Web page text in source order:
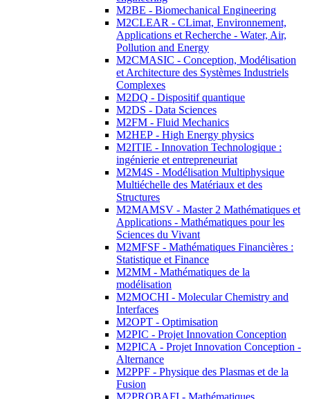
M2BE - Biomechanical Engineering
M2CLEAR - CLimat, Environnement,
Applications et Recherche - Water, Air,
Pollution and Energy
M2CMASIC - Conception, Modélisation
et Architecture des Systèmes Industriels
Complexes
M2DQ - Dispositif quantique
M2DS - Data Sciences
M2FM - Fluid Mechanics
M2HEP - High Energy physics
M2ITIE - Innovation Technologique :
ingénierie et entrepreneuriat
M2M4S - Modélisation Multiphysique
Multiéchelle des Matériaux et des
Structures
M2MAMSV - Master 2 Mathématiques et
Applications - Mathématiques pour les
Sciences du Vivant
M2MFSF - Mathématiques Financières :
Statistique et Finance
M2MM - Mathématiques de la
modélisation
M2MOCHI - Molecular Chemistry and
Interfaces
M2OPT - Optimisation
M2PIC - Projet Innovation Conception
M2PICA - Projet Innovation Conception -
Alternance
M2PPF - Physique des Plasmas et de la
Fusion
M2PROBAFI - Mathématiques